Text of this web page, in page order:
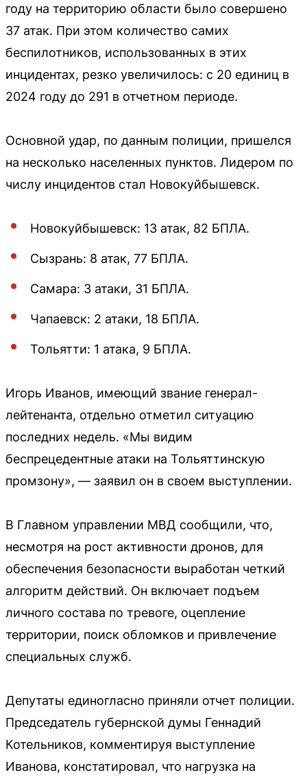
году на территорию области было совершено
37 атак. При этом количество самих
беспилотников, использованных в этих
инцидентах, резко увеличилось: с 20 единиц в
2024 году до 291 в отчетном периоде.
Основной удар, по данным полиции, пришелся
на несколько населенных пунктов. Лидером по
числу инцидентов стал Новокуйбышевск.
Новокуйбышевск: 13 атак, 82 БПЛА.
Сызрань: 8 атак, 77 БПЛА.
Самара: 3 атаки, 31 БПЛА.
Чапаевск: 2 атаки, 18 БПЛА.
Тольятти: 1 атака, 9 БПЛА.
Игорь Иванов, имеющий звание генерал-
лейтенанта, отдельно отметил ситуацию
последних недель. «Мы видим
беспрецедентные атаки на Тольяттинскую
промзону», — заявил он в своем выступлении.
В Главном управлении МВД сообщили, что,
несмотря на рост активности дронов, для
обеспечения безопасности выработан четкий
алгоритм действий. Он включает подъем
личного состава по тревоге, оцепление
территории, поиск обломков и привлечение
специальных служб.
Депутаты единогласно приняли отчет полиции.
Председатель губернской думы Геннадий
Котельников, комментируя выступление
Иванова, констатировал, что нагрузка на